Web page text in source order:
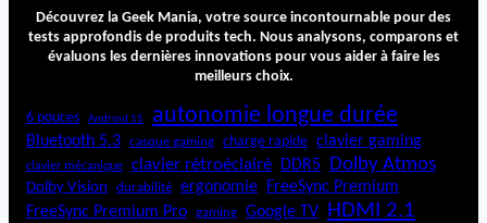
K
7
8
i
e
s
Découvrez la Geek Mania, votre source incontournable pour des
tests approfondis de produits tech. Nous analysons, comparons et
évaluons les dernières innovations pour vous aider à faire les
meilleurs choix.
6 pouces Android 15 autonomie longue durée
Bluetooth 5.3 casque gaming charge rapide clavier gaming
clavier mécanique clavier rétroéclairé DDR5 Dolby Atmos
Dolby Vision durabilité ergonomie
FreeSync Premium
FreeSync Premium Pro
gaming Google TV HDMI 2.1